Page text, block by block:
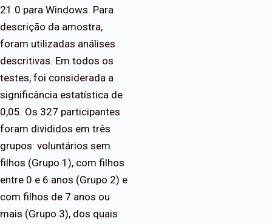
21.0 para Windows. Para
descrição da amostra,
foram utilizadas análises
descritivas. Em todos os
testes, foi considerada a
significância estatística de
0,05. Os 327 participantes
foram divididos em três
grupos: voluntários sem
filhos (Grupo 1), com filhos
entre 0 e 6 anos (Grupo 2) e
com filhos de 7 anos ou
mais (Grupo 3), dos quais